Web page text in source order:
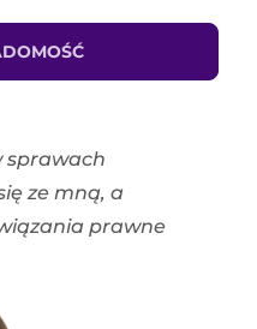
sprawach
ze mną, a
prawne